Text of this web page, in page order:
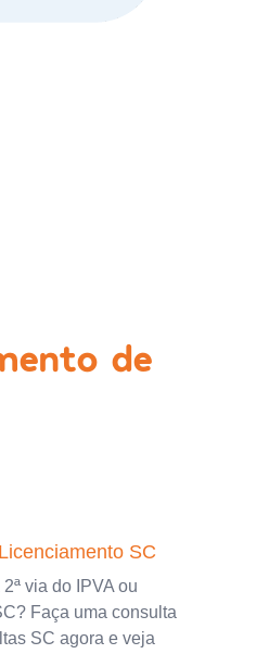
de
SC
via do IPVA ou
Faça uma consulta
SC agora e veja